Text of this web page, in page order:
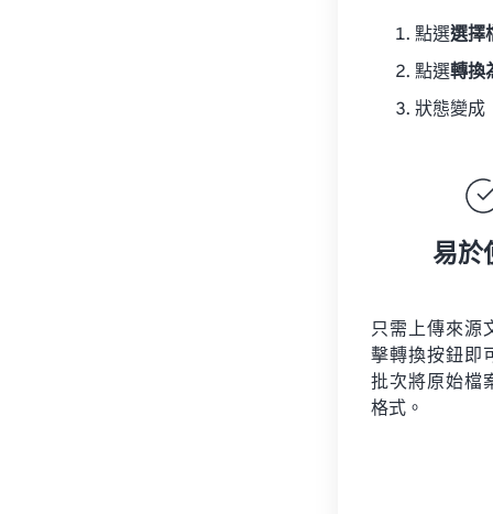
點選選擇
點選轉換
狀態變成
易於
只需上傳來源
擊轉換按鈕即
批次將原始檔
格式。